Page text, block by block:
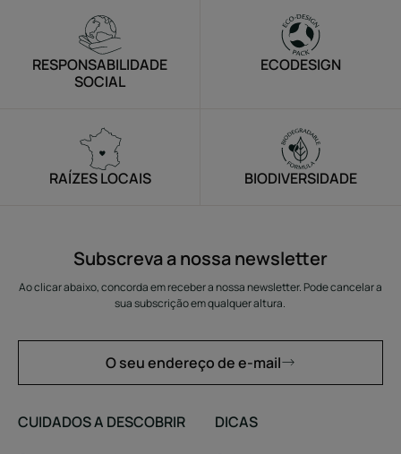
RESPONSABILIDADE
SOCIAL
ECODESIGN
RAÍZES LOCAIS BIODIVERSIDADE
Subscreva a nossa newsletter
Ao clicar abaixo, concorda em receber a nossa newsletter. Pode cancelar a
sua subscrição em qualquer altura.
O seu endereço de e-mail
CUIDADOS A DESCOBRIR
DICAS